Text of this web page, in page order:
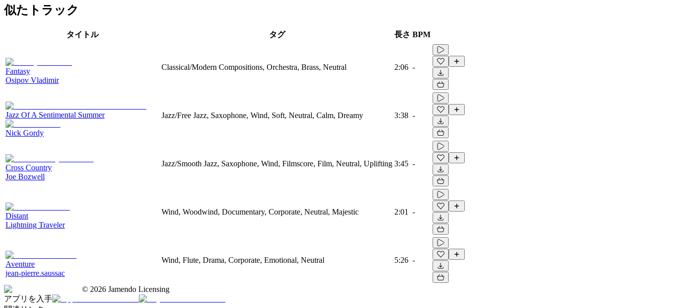
似たトラック
タイトル タグ 長さ BPM
Fantasy
Osipov Vladimir
Classical/Modern Compositions, Orchestra, Brass, Neutral 2:06 -
Jazz Of A Sentimental Summer
Nick Gordy
Jazz/Free Jazz, Saxophone, Wind, Soft, Neutral, Calm, Dreamy 3:38 -
Cross Country
Joe Bozwell
Jazz/Smooth Jazz, Saxophone, Wind, Filmscore, Film, Neutral, Uplifting 3:45 -
Distant
Lightning Traveler
Wind, Woodwind, Documentary, Corporate, Neutral, Majestic 2:01 -
Aventure
jean-pierre.saussac
Wind, Flute, Drama, Corporate, Emotional, Neutral 5:26 -
© 2026 Jamendo Licensing
アプリを入手